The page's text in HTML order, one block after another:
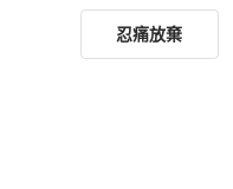
忍痛放棄